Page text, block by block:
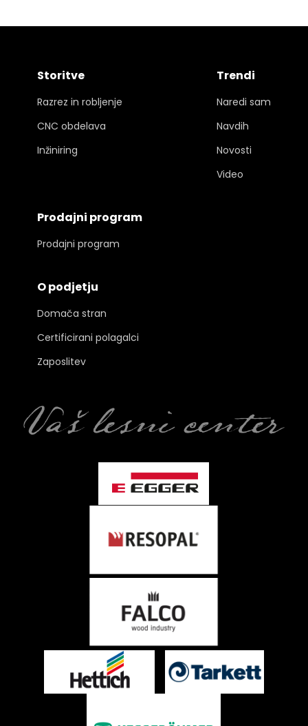
Storitve
Razrez in robljenje
CNC obdelava
Inžiniring
Trendi
Naredi sam
Navdih
Novosti
Video
Prodajni program
Prodajni program
O podjetju
Domača stran
Certificirani polagalci
Zaposlitev